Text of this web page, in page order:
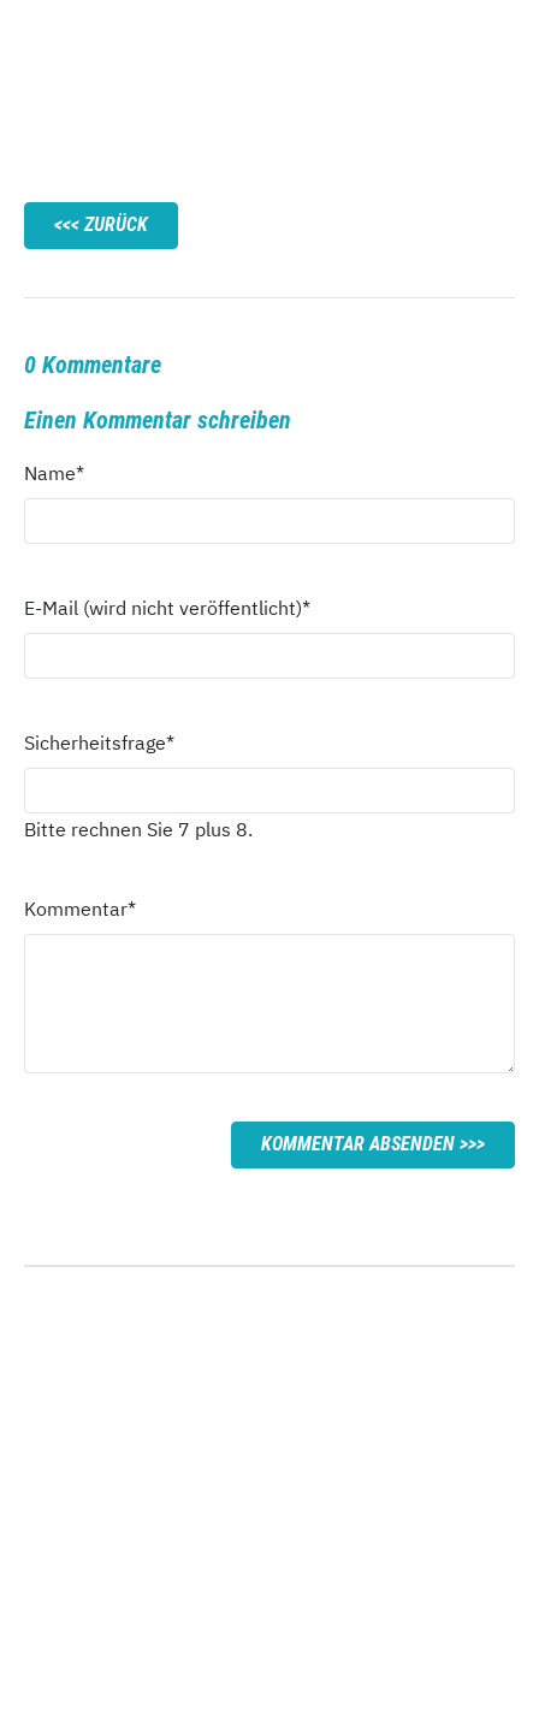
ZURÜCK
0 Kommentare
Einen Kommentar schreiben
Name*
E-Mail (wird nicht veröffentlicht)*
Sicherheitsfrage*
Bitte rechnen Sie 7 plus 8.
Kommentar*
KOMMENTAR ABSENDEN